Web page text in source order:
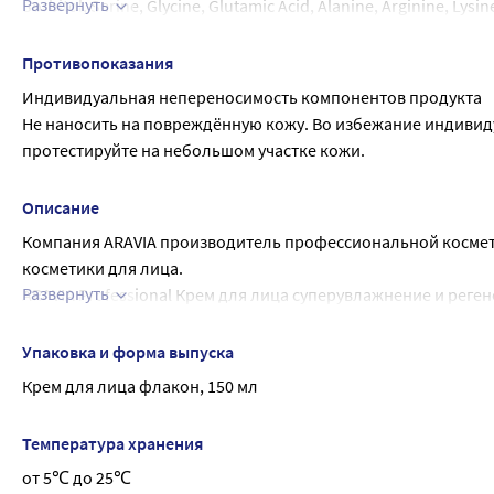
Sorbitol, Serine, Glycine, Glutamic Acid, Alanine, Arginine,
Развернуть
Противопоказания
Индивидуальная непереносимость компонентов продукта
Не наносить на повреждённую кожу. Во избежание
протестируйте на небольшом участке кожи.
Описание
Компания ARAVIA производитель профессиональной
косметики для лица.
ARAVIA Professional Крем для лица суперувлажнение и
Насыщенный крем, обладающий легкой текстурой, для
роговом слое, сохраняя увлажненность кожи на
мгновенно улучшает внешний вид и состояние кожи,
Результат: увлажненная, мягкая и бархатистая кожа.
Развернуть
Упаковка и форма выпуска
Крем для лица флакон, 150 мл
Температура хранения
от 5℃ до 25℃